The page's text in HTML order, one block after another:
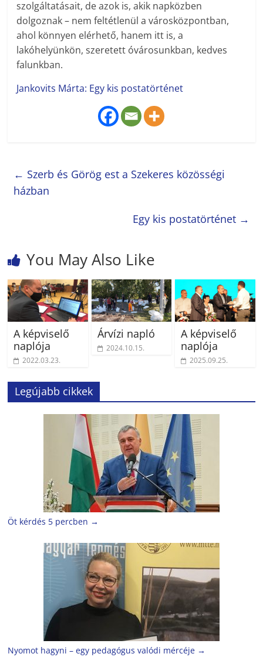
szolgáltatásait, de azok is, akik napközben
dolgoznak – nem feltétlenül a városközpontban,
ahol könnyen elérhető, hanem itt is, a
lakóhelyünkön, szeretett óvárosunkban, kedves
falunkban.
Jankovits Márta: Egy kis postatörténet
← Szerb és Görög est a Szekeres közösségi
házban
Egy kis postatörténet →
You May Also Like
A képviselő
naplója
2022.03.23.
Árvízi napló
2024.10.15.
A képviselő
naplója
2025.09.25.
Legújabb cikkek
Öt kérdés 5 percben →
Nyomot hagyni – egy pedagógus valódi mércéje →